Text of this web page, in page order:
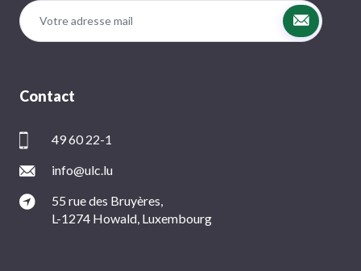
Contact
49 60 22-1
info@ulc.lu
55 rue des Bruyères,
L-1274 Howald, Luxembourg